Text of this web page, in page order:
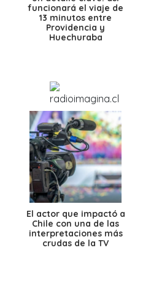
funcionará el viaje de
13 minutos entre
Providencia y
Huechuraba
El actor que impactó a
Chile con una de las
interpretaciones más
crudas de la TV